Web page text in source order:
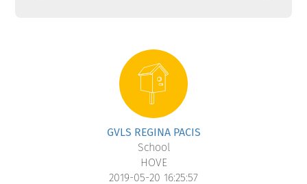
GVLS REGINA PACIS
School
HOVE
2019-05-20 16:25:57